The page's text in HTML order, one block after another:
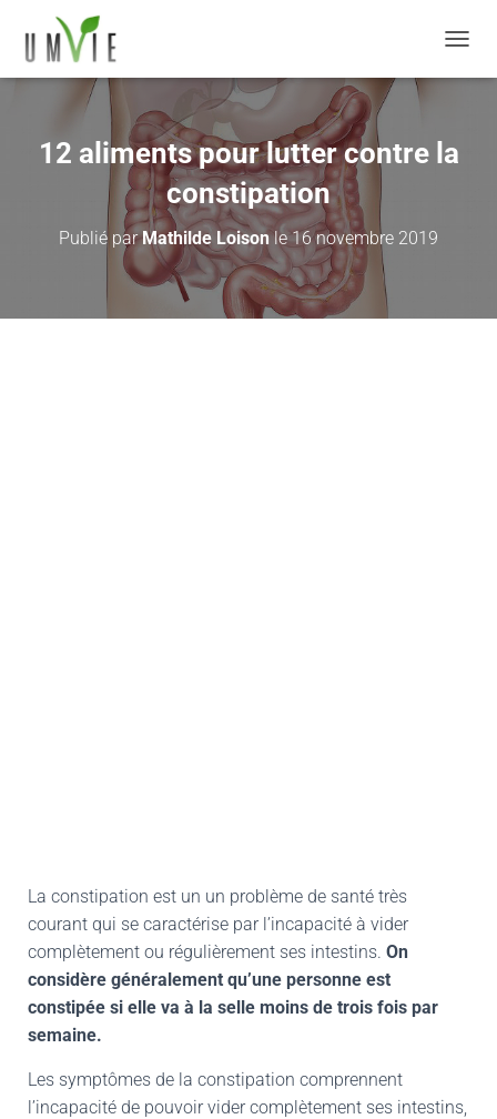
12 aliments pour lutter contre la
constipation
Publié parMathilde Loisonle16 novembre 2019
La constipation est un un problème de santé très
courant qui se caractérise par l’incapacité à vider
complètement ou régulièrement ses intestins. On
considère généralement qu’une personne est
constipée si elle va à la selle moins de trois fois par
semaine.
Les symptômes de la constipation comprennent
l’incapacité de pouvoir vider complètement ses intestins,